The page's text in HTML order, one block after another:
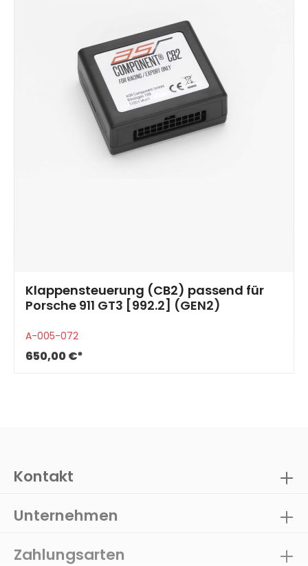
Klappensteuerung (CB2) passend für
Porsche 911 GT3 [992.2] (GEN2)
A-005-072
650,00 €*
Kontakt
Unternehmen
Zahlungsarten